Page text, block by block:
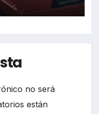
no será
están